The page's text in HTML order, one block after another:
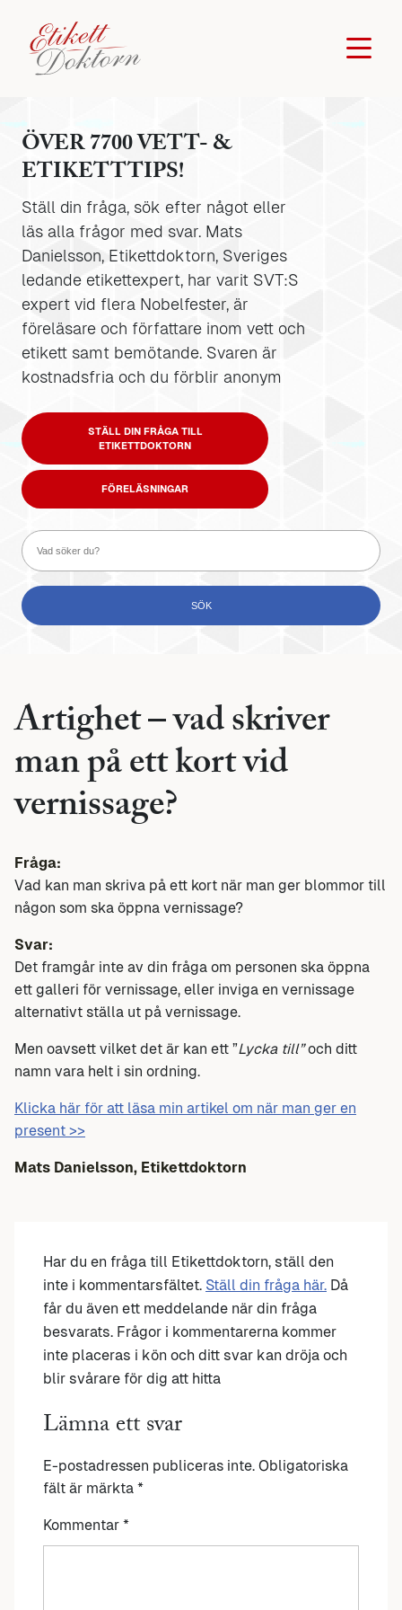
ÖVER 7700 VETT- &
ETIKETTTIPS!
Ställ din fråga, sök efter något eller
läs alla frågor med svar. Mats
Danielsson, Etikettdoktorn, Sveriges
ledande etikettexpert, har varit SVT:S
expert vid flera Nobelfester, är
föreläsare och författare inom vett och
etikett samt bemötande. Svaren är
kostnadsfria och du förblir anonym
STÄLL DIN FRÅGA TILL
ETIKETTDOKTORN
FÖRELÄSNINGAR
Artighet – vad skriver
man på ett kort vid
vernissage?
Fråga:
Vad kan man skriva på ett kort när man ger blommor till
någon som ska öppna vernissage?
Svar:
Det framgår inte av din fråga om personen ska öppna
ett galleri för vernissage, eller inviga en vernissage
alternativt ställa ut på vernissage.
Men oavsett vilket det är kan ett ”Lycka till”och ditt
namn vara helt i sin ordning.
Klicka här för att läsa min artikel om när man ger en
present >>
Mats Danielsson, Etikettdoktorn
Har du en fråga till Etikettdoktorn, ställ den
inte i kommentarsfältet. Ställ din fråga här. Då
får du även ett meddelande när din fråga
besvarats. Frågor i kommentarerna kommer
inte placeras i kön och ditt svar kan dröja och
blir svårare för dig att hitta
Lämna ett svar
E-postadressen publiceras inte. Obligatoriska
fält är märkta *
Kommentar *